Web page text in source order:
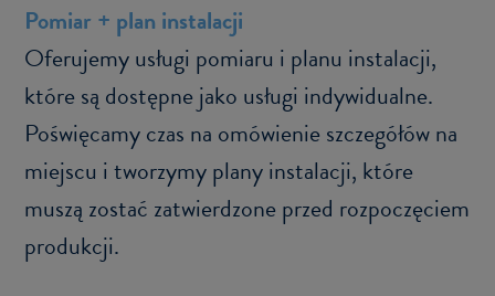
Po­miar + plan in­sta­la­cji
Ofe­ru­je­my usłu­gi po­mia­ru i planu in­sta­la­cji,
które są do­stęp­ne jako usłu­gi in­dy­wi­du­al­ne.
Po­świę­ca­my czas na omó­wie­nie szcze­gó­łów na
miej­scu i two­rzy­my plany in­sta­la­cji, które
muszą zo­stać za­twier­dzo­ne przed roz­po­czę­ciem
pro­duk­cji.